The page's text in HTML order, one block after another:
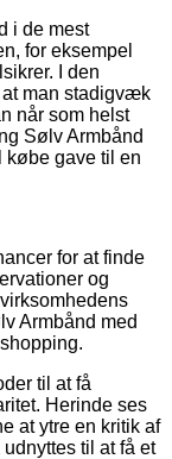
i de mest
for eksempel
I den
man stadigvæk
når som helst
Sølv Armbånd
købe gave til en
for at finde
og
Armbånd med
til at få
Herinde ses
at ytre en kritik af
til at få et